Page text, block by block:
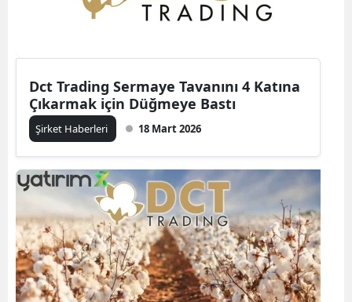
Dct Trading Sermaye Tavanını 4 Katına
Çıkarmak için Düğmeye Bastı
Şirket Haberleri 18 Mart 2026